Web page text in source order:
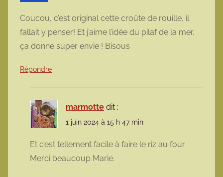
Coucou, c’est original cette croûte de rouille, il
fallait y penser! Et j’aime l’idée du pilaf de la mer,
ça donne super envie ! Bisous
Répondre
marmotte dit :
1 juin 2024 à 15 h 47 min
Et c’est tellement facile à faire le riz au four.
Merci beaucoup Marie.